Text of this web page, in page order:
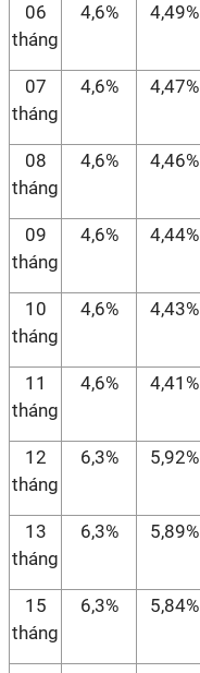
06
tháng
4,6% 4,49%
07
tháng
4,6% 4,47%
08
tháng
4,6% 4,46%
09
tháng
4,6% 4,44%
10
tháng
4,6% 4,43%
11
tháng
4,6% 4,41%
12
tháng
6,3% 5,92%
13
tháng
6,3% 5,89%
15
tháng
6,3% 5,84%